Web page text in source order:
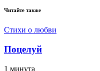
Читайте также
Стихи о любви
Поцелуй
1 минута